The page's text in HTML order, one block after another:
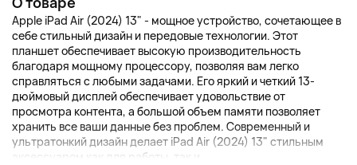
Apple iPad Air (2024) 13" - мощное устройство, сочетающее в
себе стильный дизайн и передовые технологии. Этот
планшет обеспечивает высокую производительность
благодаря мощному процессору, позволяя вам легко
справляться с любыми задачами. Его яркий и четкий 13-
дюймовый дисплей обеспечивает удовольствие от
просмотра контента, а большой объем памяти позволяет
хранить все ваши данные без проблем. Современный и
ультратонкий дизайн делает iPad Air (2024) 13" стильным
аксессуаром как для работы, так и ...